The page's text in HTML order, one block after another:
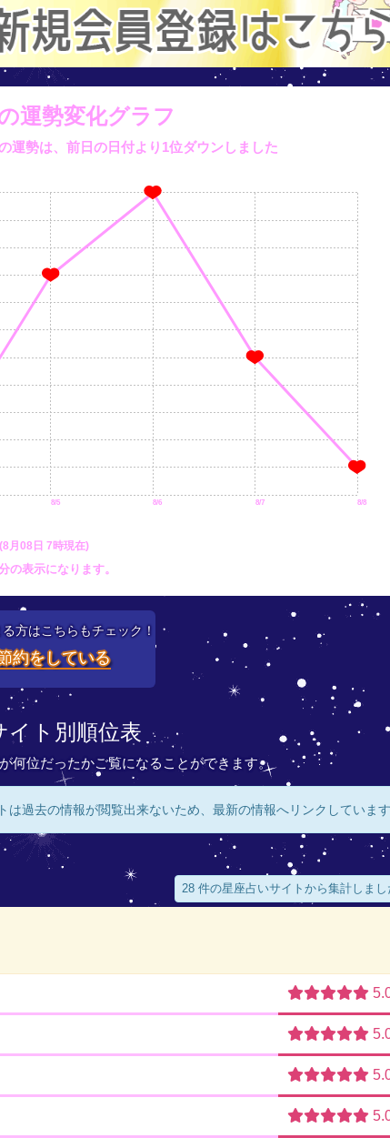
運勢変化グラフ
運勢は、 前日の日付より 1位ダウンしました
8/5 8/6 8/7 8/8
(8月08日 7時現在)
表示になります。
方はこちらもチェック！
約をしている
イト別順位表
何位だったかご覧になることができます。
過去の情報が閲覧出来ないため、最新の情報へリンクしていま
28 件の星座占いサイトから集計しまし